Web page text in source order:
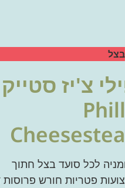
בצל
צ'יז סטייק
לכל סועד בצל חתוך
פטריות חורש